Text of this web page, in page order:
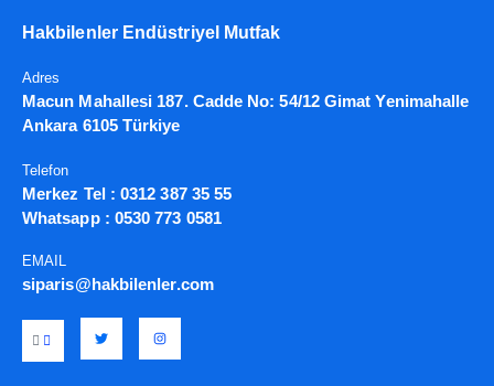
Hakbilenler Endüstriyel Mutfak
Adres
Macun Mahallesi 187. Cadde No: 54/12 Gimat Yenimahalle
Ankara 6105 Türkiye
Telefon
Merkez Tel : 0312 387 35 55
Whatsapp : 0530 773 0581
EMAIL
siparis@hakbilenler.com